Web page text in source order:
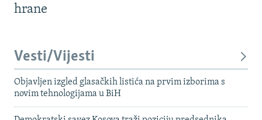
hrane
Vesti/Vijesti
Objavljen izgled glasačkih listića na prvim izborima s
novim tehnologijama u BiH